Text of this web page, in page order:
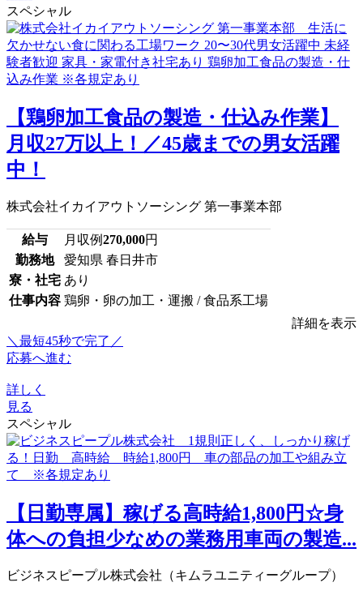
スペシャル
【鶏卵加工食品の製造・仕込み作業】
月収27万以上！／45歳までの男女活躍
中！
株式会社イカイアウトソーシング 第一事業本部
給与 月収例270,000円
勤務地
愛知県 春日井市
寮・社宅 あり
仕事内容 鶏卵・卵の加工・運搬 / 食品系工場
詳細を表示
＼最短45秒で完了／
応募へ進む
詳しく
見る
スペシャル
【日勤専属】稼げる高時給1,800円☆身
体への負担少なめの業務用車両の製造...
ビジネスピープル株式会社（キムラユニティーグループ）